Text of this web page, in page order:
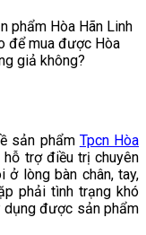
phẩm Hòa Hãn Linh
để mua được Hòa
giả không?
sản phẩm Tpcn Hòa
trợ điều trị chuyên
ở lòng bàn chân, tay,
phải tình trạng khó
dụng được sản phẩm